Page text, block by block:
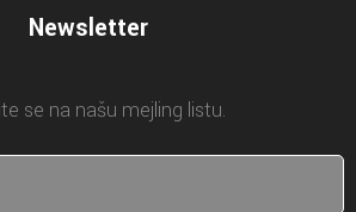
Newsletter
se na našu mejling listu.